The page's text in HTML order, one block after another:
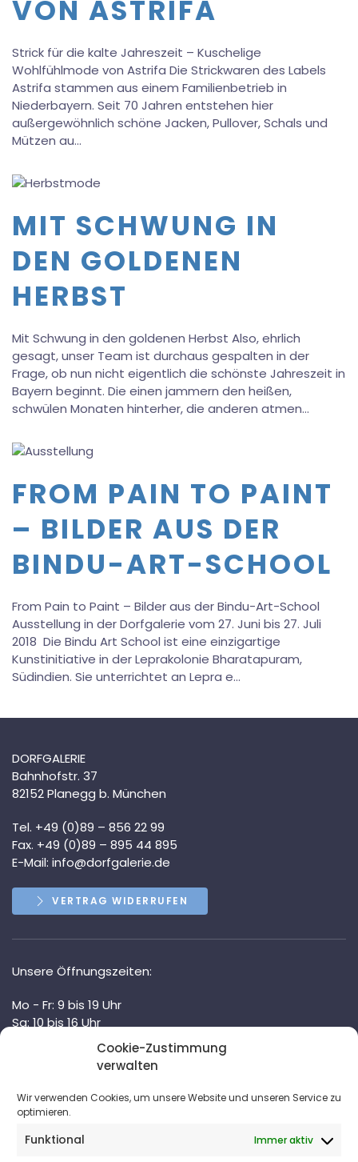
Cookie-Zustimmung
verwalten
Wir verwenden Cookies, um unsere Website und unseren Service zu
optimieren.
Funktional Immer aktiv
VON ASTRIFA
Strick für die kalte Jahreszeit – Kuschelige
Wohlfühlmode von Astrifa Die Strickwaren des Labels
Astrifa stammen aus einem Familienbetrieb in
Niederbayern. Seit 70 Jahren entstehen hier
außergewöhnlich schöne Jacken, Pullover, Schals und
Mützen au…
MIT SCHWUNG IN
DEN GOLDENEN
HERBST
Mit Schwung in den goldenen Herbst Also, ehrlich
gesagt, unser Team ist durchaus gespalten in der
Frage, ob nun nicht eigentlich die schönste Jahreszeit in
Bayern beginnt. Die einen jammern den heißen,
schwülen Monaten hinterher, die anderen atmen…
FROM PAIN TO PAINT
– BILDER AUS DER
BINDU-ART-SCHOOL
From Pain to Paint – Bilder aus der Bindu-Art-School
Ausstellung in der Dorfgalerie vom 27. Juni bis 27. Juli
2018 Die Bindu Art School ist eine einzigartige
Kunstinitiative in der Leprakolonie Bharatapuram,
Südindien. Sie unterrichtet an Lepra e…
DORFGALERIE
Bahnhofstr. 37
82152 Planegg b. München
Tel. +49 (0)89 – 856 22 99
Fax. +49 (0)89 – 895 44 895
E-Mail: info@dorfgalerie.de
VERTRAG WIDERRUFEN
Unsere Öffnungszeiten:
Mo - Fr: 9 bis 19 Uhr
Sa: 10 bis 16 Uhr
durchgehend geöffnet!
Und nach Vereinbarung.
Unser Newsletter